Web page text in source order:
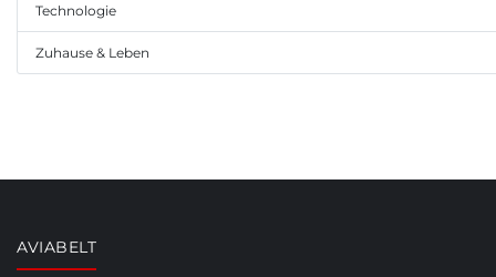
Technologie
Zuhause & Leben
AVIABELT